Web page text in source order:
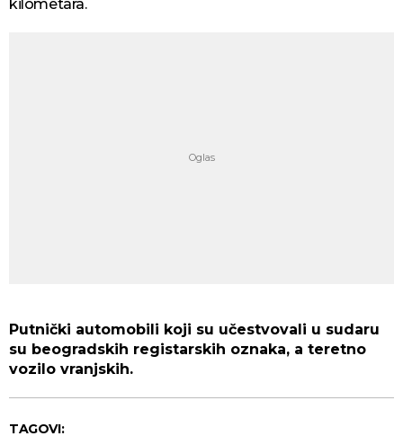
kilometara.
Putnički automobili koji su učestvovali u sudaru
su beogradskih registarskih oznaka, a teretno
vozilo vranjskih.
TAGOVI: